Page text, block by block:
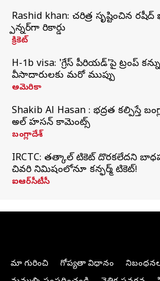
Rashid khan: చరిత్ర సృష్టించిన
స్పిన్నర్‌గా రికార్డు
క్రికెట్
H-1b visa: 'గ్రేస్‌ పీరియడ్‌'పై ట్రంప్‌
వీసాదారులకు మరో ముప్పు
అమెరికా
Shakib Al Hasan : భద్రత కల్పిస్తే
అల్ హసన్ కామెంట్స్
బంగ్లాదేశ్
IRCTC: తత్కాల్ టికెట్ దొరకలేదని
చివరి నిమిషంలోనూ కన్ఫర్మ్ టికెట్!
ఐఆర్‌సీటీసీ
మా గురించి గోప్యతా విధానం